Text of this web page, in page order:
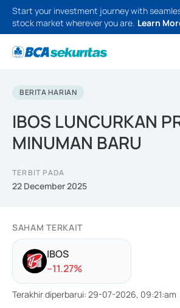
Start your investment journey with
stock market wherever you are. Learn
BERITA HARIAN
IBOS LUNCURKAN
MINUMAN BARU
TERBIT PADA
22 December 2025
SAHAM TERKAIT
IBOS
--11.27%
Terakhir diperbarui: 29-07-2026, 09:21:am